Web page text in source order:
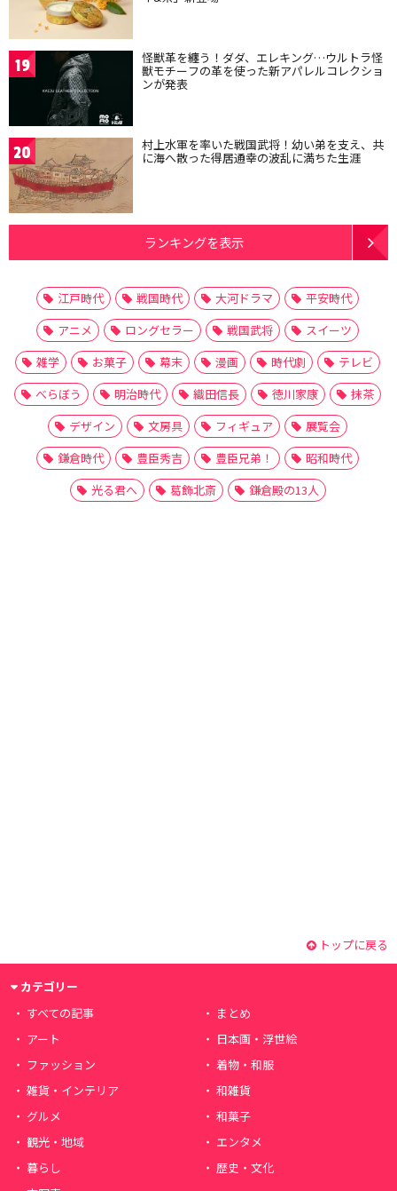
19 怪獣革を纏う！ダダ、エレキング…ウルトラ怪
獣モチーフの革を使った新アパレルコレクショ
ンが発表
20 村上水軍を率いた戦国武将！幼い弟を支え、共
に海へ散った得居通幸の波乱に満ちた生涯
ランキングを表示
江戸時代 戦国時代 大河ドラマ
平安時代
アニメ
ロングセラー 戦国武将
スイーツ
雑学
お菓子 幕末 漫画 時代劇
テレビ
べらぼう
明治時代 織田信長 徳川家康
抹茶
デザイン
文房具 フィギュア
展覧会
鎌倉時代
豊臣秀吉 豊臣兄弟！
昭和時代
光る君へ
葛飾北斎 鎌倉殿の13人
トップに戻る
カテゴリー
すべての記事
まとめ
アート
日本画・浮世絵
ファッション
着物・和服
雑貨・インテリア
和雑貨
グルメ
和菓子
観光・地域
エンタメ
暮らし
歴史・文化